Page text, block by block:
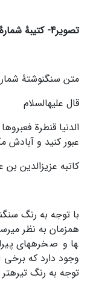
تصویر4- کتیبۀ شمارۀ سه با متن حدیث قنطره
متن سنگ­نوشتۀ شمارۀ
قال علیه­السلام
الدنیا قنطرة
عبور کنید و آبادش
کاتبه عزیزالدین بن
با توجه به رنگ
وجود دارد که برخی
توجه به رنگ تیره­تر